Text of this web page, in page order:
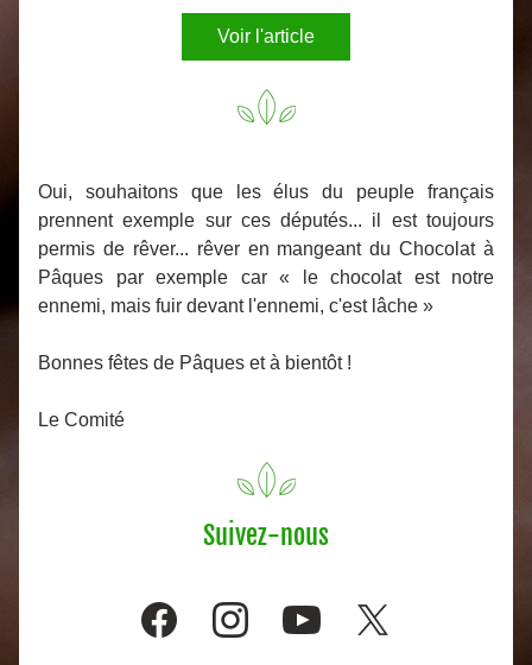
Voir l'article
Oui, souhaitons que les élus du peuple français
prennent exemple sur ces députés... il est toujours
permis de rêver... rêver en mangeant du Chocolat à
Pâques par exemple car « le chocolat est notre
ennemi, mais fuir devant l'ennemi, c'est lâche »
Bonnes fêtes de Pâques et à bientôt !
Le Comité
Suivez-nous